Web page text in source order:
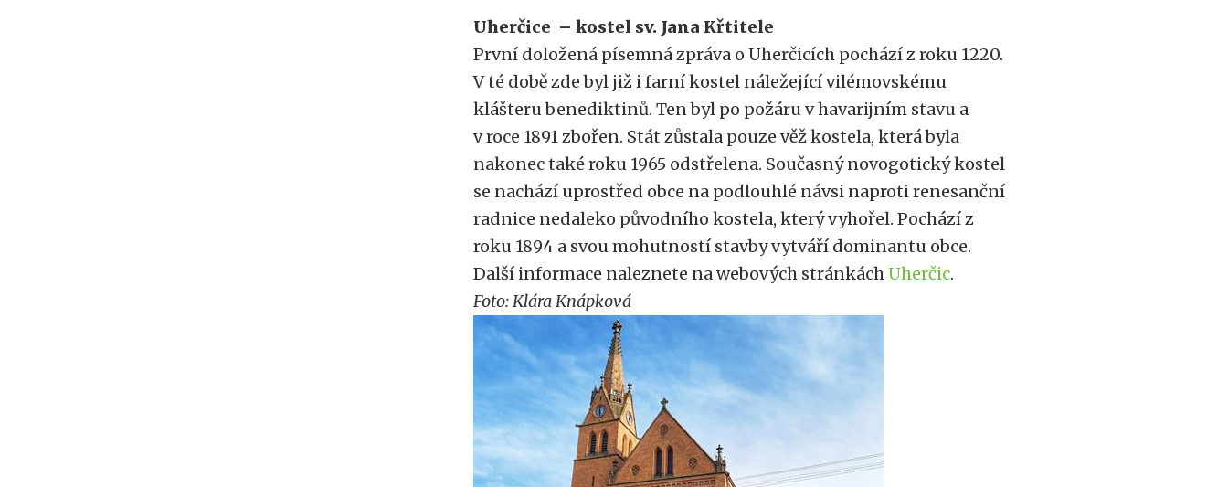
Uherčice – kostel sv. Jana Křtitele
První doložená písemná zpráva o Uherčicích pochází z roku 1220.
V té době zde byl již i farní kostel náležející vilémovskému
klášteru benediktinů. Ten byl po požáru v havarijním stavu a
v roce 1891 zbořen. Stát zůstala pouze věž kostela, která byla
nakonec také roku 1965 odstřelena. Současný novogotický kostel
se nachází uprostřed obce na podlouhlé návsi naproti renesanční
radnice nedaleko původního kostela, který vyhořel. Pochází z
roku 1894 a svou mohutností stavby vytváří dominantu obce.
Další informace naleznete na webových stránkáchUherčic.
Foto: Klára Knápková